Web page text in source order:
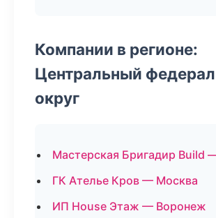
Компании в регионе:
Центральный
округ
Мастерская Бригадир Build
ГК Ателье Кров — Москва
ИП House Этаж — Воронеж